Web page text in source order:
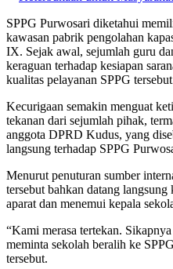
SPPG Purwosari diketahui
kawasan pabrik pengolahan
IX. Sejak awal, sejumlah guru
keraguan terhadap kesiapan
kualitas pelayanan SPPG
Kecurigaan semakin menguat
tekanan dari sejumlah pihak,
anggota DPRD Kudus, yang
langsung terhadap SPPG
Menurut penuturan sumber
tersebut bahkan datang
aparat dan menemui kepala
“Kami merasa tertekan.
meminta sekolah beralih ke
tersebut.